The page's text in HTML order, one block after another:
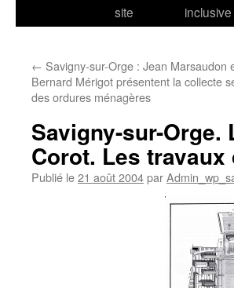
site
inclusive
← Savigny-sur-Orge : Jean Marsaudon
Bernard Mérigot présentent la collecte
des ordures ménagères
Savigny-sur-Orge.
Corot. Les travaux
Publié le21 août 2004par